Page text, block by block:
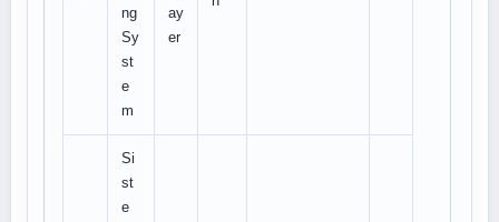
ng
Sy
st
e
m
ay
er
Si
st
e